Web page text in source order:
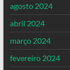
agosto 2024
abril 2024
março 2024
fevereiro 2024